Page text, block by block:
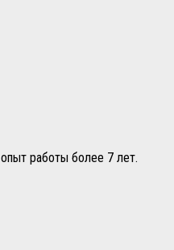
работы более 7 лет.